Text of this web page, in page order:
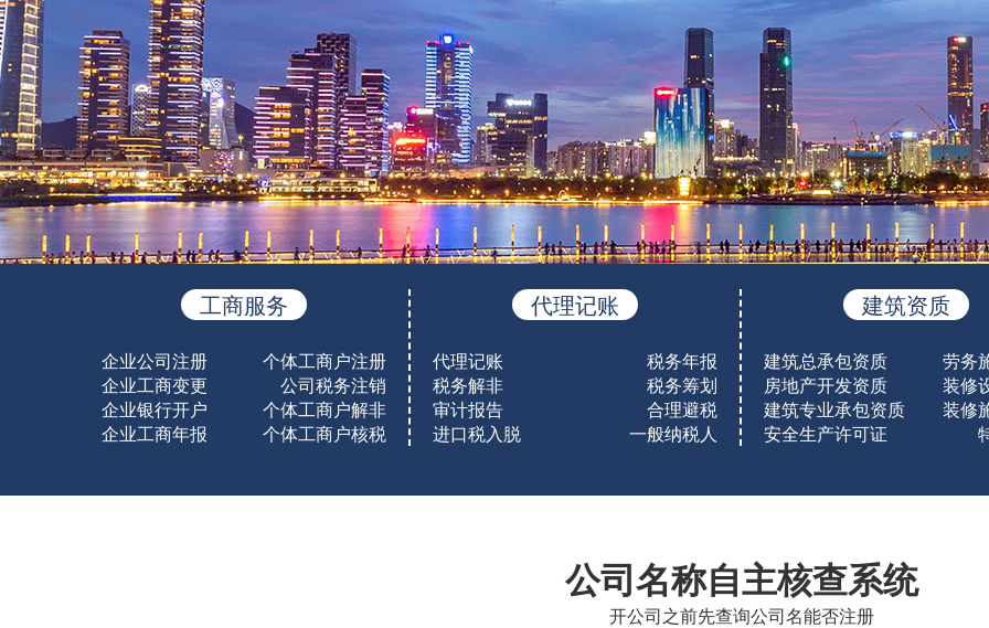
工商服务
企业公司注册
个体工商户注册
企业工商变更
公司税务注销
企业银行开户
个体工商户解非
企业工商年报
个体工商户核税
代理记账
代理记账
税务年报
税务解非
税务筹划
审计报告
合理避税
进口税入脱
一般纳税人
建筑资质
建筑总承包资质
劳务
房地产开发资质
装修
建筑专业承包资质
装修
安全生产许可证
公司名称自主核查系统
开公司之前先查询公司名能否注册